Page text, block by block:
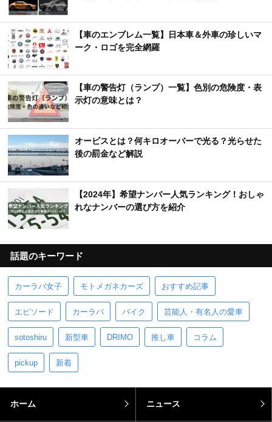
【車のエンブレム一覧】日本車＆外車の珍しいマ
ーク・ロゴを完全網羅
【車の警告灯（ランプ）一覧】色別の危険度・表
示灯の意味とは？
オービスとは？何キロオーバーで光る？光らせた
後の罰金など解説
【2024年】希望ナンバー人気ランキング！おしゃ
れなナンバーの選び方を紹介
話題のキーワード
カーラバ女子 モトメガネカーズ おすすめ記事
エピソード カーラバ バイク 芸能人・有名人の愛車
sotoshiru 新型車 DRIMO 推し車 コラム
pickup 新着
ホーム ニュース